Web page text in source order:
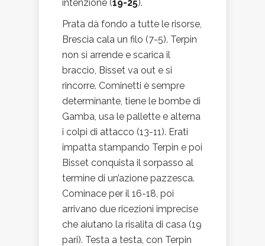
intenzione (19-25).
Prata dà fondo a tutte le risorse,
Brescia cala un filo (7-5). Terpin
non si arrende e scarica il
braccio, Bisset va out e si
rincorre. Cominetti è sempre
determinante, tiene le bombe di
Gamba, usa le pallette e alterna
i colpi di attacco (13-11). Erati
impatta stampando Terpin e poi
Bisset conquista il sorpasso al
termine di un’azione pazzesca.
Cominace per il 16-18, poi
arrivano due ricezioni imprecise
che aiutano la risalita di casa (19
pari). Testa a testa, con Terpin